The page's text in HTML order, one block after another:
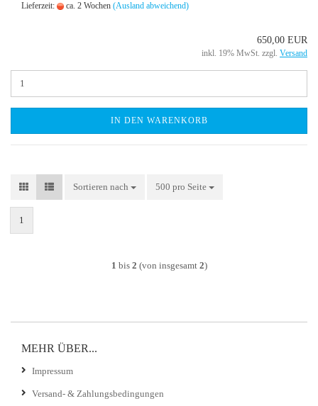
Lieferzeit:
ca. 2 Wochen (Ausland abweichend)
650,00 EUR
inkl. 19% MwSt. zzgl. Versand
IN DEN WARENKORB
Sortieren nach
Sortieren nach 500 pro Seite
pro Seite
1
1 bis 2 (von insgesamt 2)
MEHR ÜBER...
Impressum
Versand- & Zahlungsbedingungen